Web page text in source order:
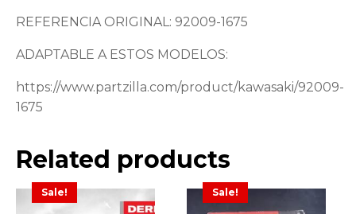
REFERENCIA ORIGINAL: 92009-1675
ADAPTABLE A ESTOS MODELOS:
https://www.partzilla.com/product/kawasaki/92009-
1675
Related products
Sale! Sale!